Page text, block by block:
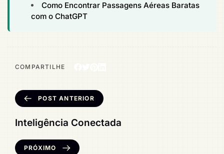
Como Encontrar Passagens Aéreas Baratas
com o ChatGPT
COMPARTILHE
POST ANTERIOR
Inteligência Conectada
PRÓXIMO